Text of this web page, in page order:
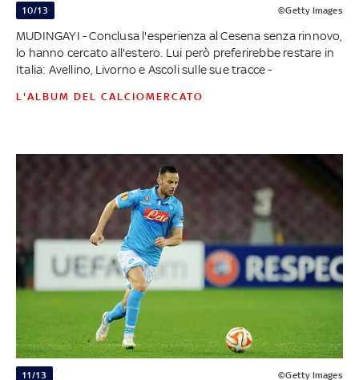
10/13 ©Getty Images
MUDINGAYI - Conclusa l'esperienza al Cesena senza rinnovo,
lo hanno cercato all'estero. Lui però preferirebbe restare in
Italia: Avellino, Livorno e Ascoli sulle sue tracce -
L'ALBUM DEL CALCIOMERCATO
11/13 ©Getty Images